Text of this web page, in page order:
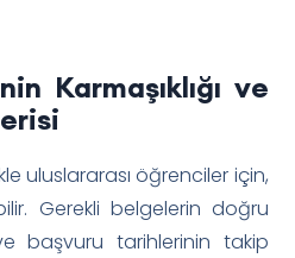
Karmaşıklığı ve
uluslararası öğrenciler için,
Gerekli belgelerin doğru
başvuru tarihlerinin takip